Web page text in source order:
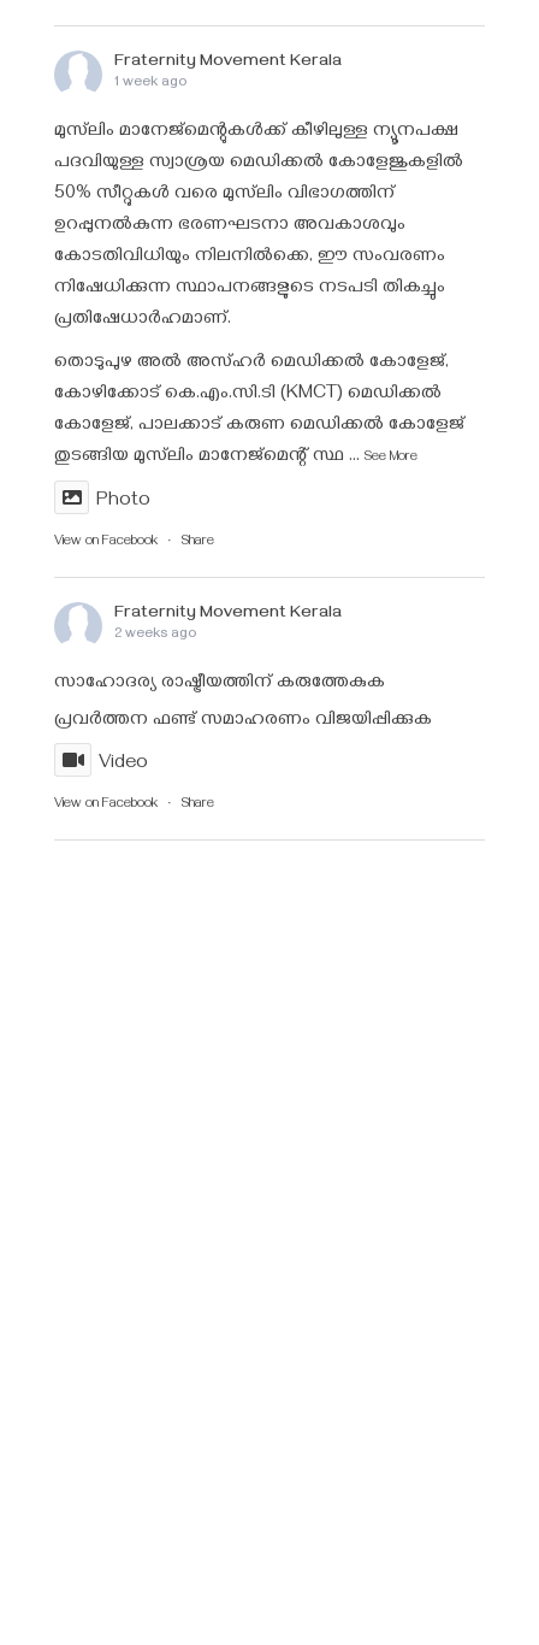
Fraternity Movement Kerala
1 week ago
മുസ്‌ലിം മാനേജ്‌മെന്റുകൾക്ക് കീഴിലുള്ള ന്യൂനപക്ഷ
പദവിയുള്ള സ്വാശ്രയ മെഡിക്കൽ കോളേജുകളിൽ
50% സീറ്റുകൾ വരെ മുസ്‌ലിം വിഭാഗത്തിന്
ഉറപ്പുനൽകുന്ന ഭരണഘടനാ അവകാശവും
കോടതിവിധിയും നിലനിൽക്കെ, ഈ സംവരണം
നിഷേധിക്കുന്ന സ്ഥാപനങ്ങളുടെ നടപടി തികച്ചും
പ്രതിഷേധാർഹമാണ്.
തൊടുപുഴ അൽ അസ്ഹർ മെഡിക്കൽ കോളേജ്,
കോഴിക്കോട് കെ.എം.സി.ടി (KMCT) മെഡിക്കൽ
കോളേജ്, പാലക്കാട് കരുണ മെഡിക്കൽ കോളേജ്
തുടങ്ങിയ മുസ്‌ലിം മാനേജ്‌മെന്റ് സ്ഥ ... See More
Photo
View on Facebook · Share
Fraternity Movement Kerala
2 weeks ago
സാഹോദര്യ രാഷ്ട്രീയത്തിന് കരുത്തേകുക
പ്രവർത്തന ഫണ്ട്‌ സമാഹരണം വിജയിപ്പിക്കുക
Video
View on Facebook · Share